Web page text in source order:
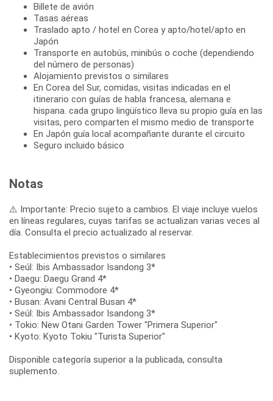
Billete de avión
Tasas aéreas
Traslado apto / hotel en Corea y apto/hotel/apto en
Japón
Transporte en autobús, minibús o coche (dependiendo
del número de personas)
Alojamiento previstos o similares
En Corea del Sur, comidas, visitas indicadas en el
itinerario con guías de habla francesa, alemana e
hispana. cada grupo lingüístico lleva su propio guía en las
visitas, pero comparten el mismo medio de transporte
En Japón guía local acompañante durante el circuito
Seguro incluido básico
Notas
⚠️ Importante: Precio sujeto a cambios. El viaje incluye vuelos
en líneas regulares, cuyas tarifas se actualizan varias veces al
día. Consulta el precio actualizado al reservar.
Establecimientos previstos o similares
• Seúl: Ibis Ambassador Isandong 3*
• Daegu: Daegu Grand 4*
• Gyeongiu: Commodore 4*
• Busan: Avani Central Busan 4*
• Seúl: Ibis Ambassador Isandong 3*
• Tokio: New Otani Garden Tower "Primera Superior"
• Kyoto: Kyoto Tokiu "Turista Superior"
Disponible categoría superior a la publicada, consulta
suplemento.